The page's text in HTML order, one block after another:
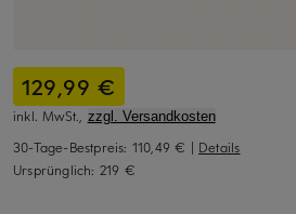
129,99 €
inkl. MwSt., zzgl. Versandkosten
30-Tage-Bestpreis: 110,49 € | Details
Ursprünglich: 219 €